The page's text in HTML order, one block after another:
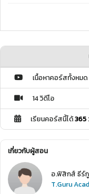
เนื้อหาคอร์สทั้งหมด
14 วิดีโอ
เรียนคอร์สนี้ได้365
เกี่ยวกับผู้สอน
อ.ฟิสิกส์ ธีร์
T.Guru